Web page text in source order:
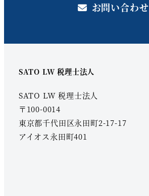
お問い合わせ
SATO LW 税理士法人
SATO LW 税理士法人
〒100-0014
東京都千代田区永田町2-17-17
アイオス永田町401